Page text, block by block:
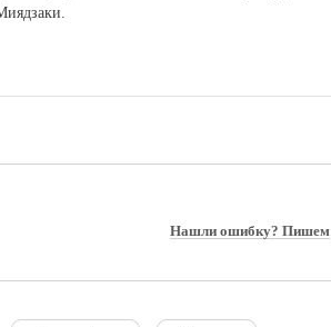
.
Нашли ошибку? Пишем